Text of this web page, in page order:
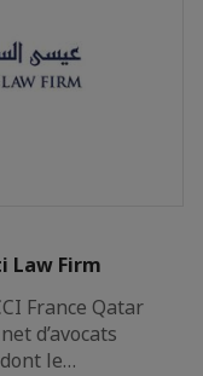
Law Firm
France Qatar
d’avocats
le…